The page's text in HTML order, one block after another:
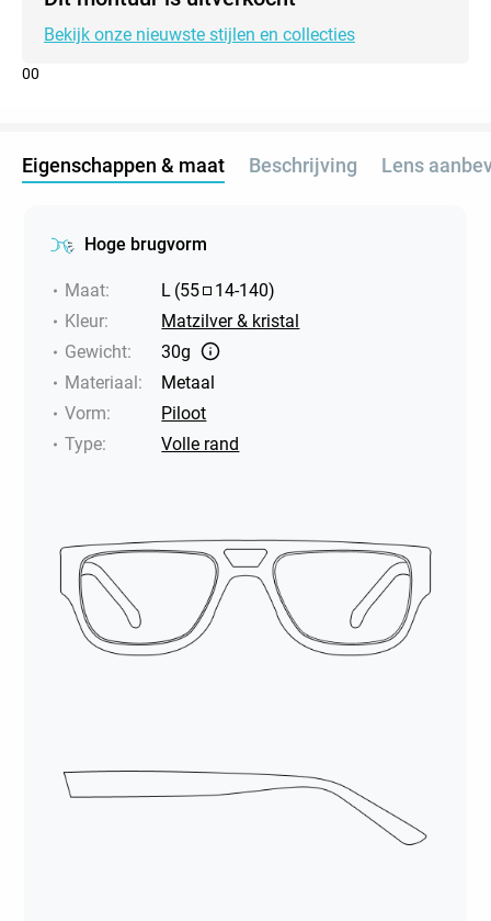
Bekijk onze nieuwste stijlen en collecties
00
Eigenschappen & maat Beschrijving Lens
Hoge brugvorm
Maat: L (55 14-140)
Kleur:
Matzilver & kristal
Gewicht:
30g
Materiaal:
Metaal
Vorm:
Piloot
Type: Volle rand